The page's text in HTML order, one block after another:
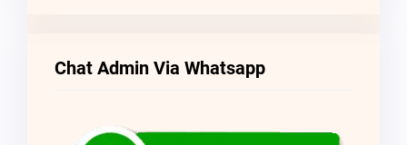
Chat Admin Via Whatsapp